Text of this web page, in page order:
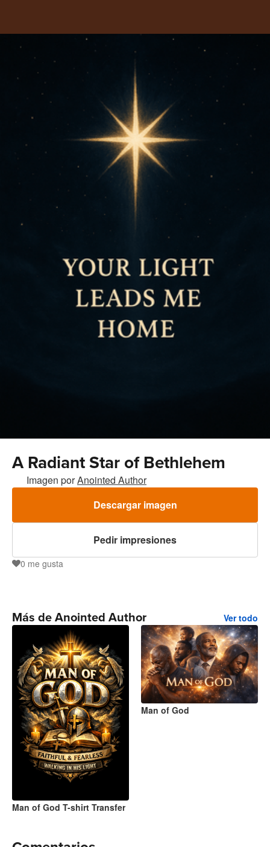
A Radiant Star of Bethlehem
Imagen porAnointed Author
Descargar imagen
Pedir impresiones
0 me gusta
Más de Anointed Author Ver todo
Man of God T-shirt Transfer
Man of God